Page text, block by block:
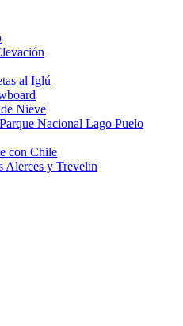
al Iglú
Nieve
Nacional Lago Puelo
con Chile
Alerces y Trevelin